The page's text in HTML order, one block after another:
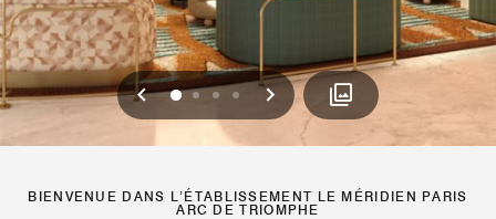
Précédent
0123 Suivant
BIENVENUE DANS L’ÉTABLISSEMENT LE MÉRIDIEN PARIS
ARC DE TRIOMPHE